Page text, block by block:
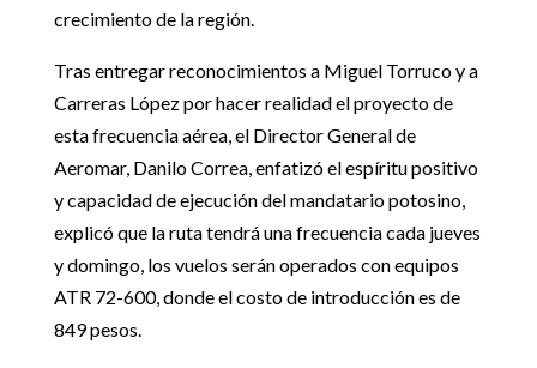
crecimiento de la región.
Tras entregar reconocimientos a Miguel Torruco y a
Carreras López por hacer realidad el proyecto de
esta frecuencia aérea, el Director General de
Aeromar, Danilo Correa, enfatizó el espíritu positivo
y capacidad de ejecución del mandatario potosino,
explicó que la ruta tendrá una frecuencia cada jueves
y domingo, los vuelos serán operados con equipos
ATR 72-600, donde el costo de introducción es de
849 pesos.